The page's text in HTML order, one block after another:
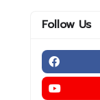
Follow Us